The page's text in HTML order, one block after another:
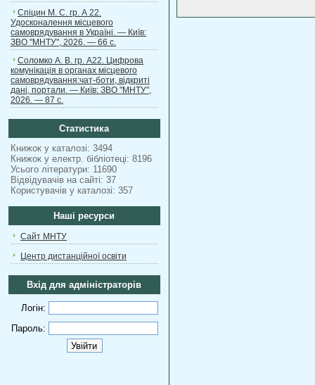
Спіцин М. С. гр. А 22.
Удосконалення місцевого
самоврядування в Україні. — Київ:
ЗВО "МНТУ", 2026. — 66 с.
Соломко А. В. гр. А22. Цифрова
комунікація в органах місцевого
самоврядування:чат-боти, відкриті
дані, портали. — Київ: ЗВО "МНТУ",
2026. — 87 с.
Статистика
Книжок у каталозі: 3494
Книжок у електр. бібліотеці: 8196
Усього літератури: 11690
Відвідувачів на сайті: 37
Користувачів у каталозі: 357
Наші ресурси
Сайт МНТУ
Центр дистанційної освіти
Вхід для адміністраторів
Логін:
Пароль: